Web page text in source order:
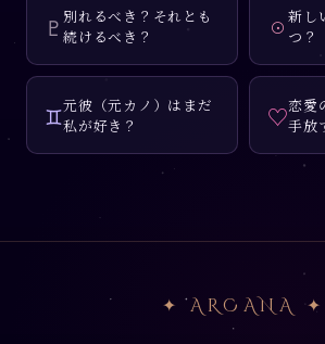
♇ 別れるべき？それとも
続けるべき？
☉ 新し
つ？
♊元彼（元カノ）はまだ
私が好き？
♡恋愛
手放
✦ ARCANA ✦